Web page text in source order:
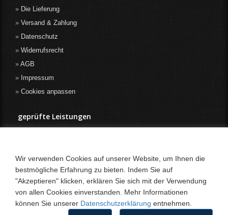
Die Lieferung
Versand & Zahlung
Datenschutz
Widerrufsrecht
AGB
Impressum
Cookies anpassen
geprüfte Leistungen
Wir verwenden Cookies auf unserer Website, um Ihnen die
bestmögliche Erfahrung zu bieten. Indem Sie auf
"Akzeptieren" klicken, erklären Sie sich mit der Verwendung
von allen Cookies einverstanden. Mehr Informationen
können Sie unserer Datenschutzerklärung entnehmen.